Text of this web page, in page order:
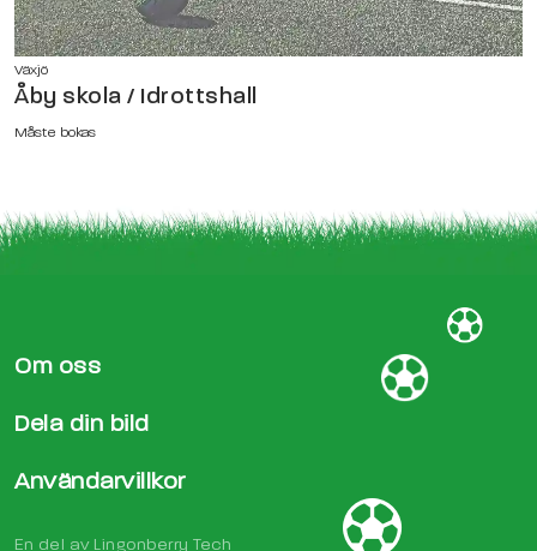
Växjö
Åby skola / Idrottshall
Måste bokas
Om oss
Dela din bild
Användarvillkor
En del av Lingonberry Tech